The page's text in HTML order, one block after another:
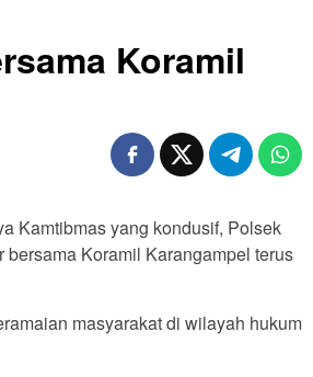
Koramil
Kamtibmas yang kondusif, Polsek
Koramil Karangampel terus
masyarakat di wilayah hukum